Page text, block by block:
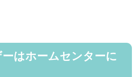
はホームセンターに